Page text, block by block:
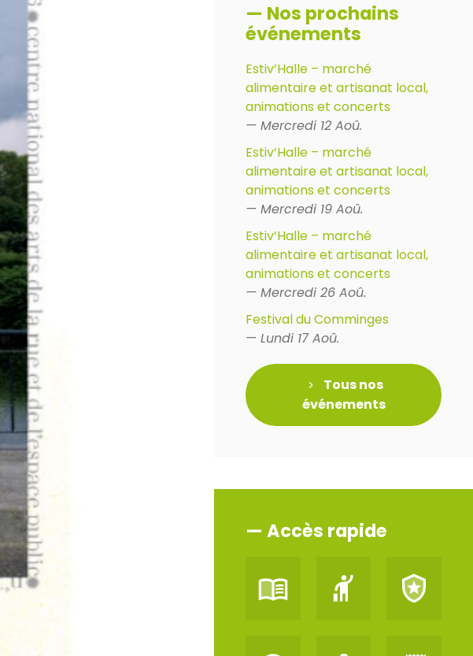
— Nos prochains
événements
Estiv’Halle – marché
alimentaire et artisanat local,
animations et concerts
— Mercredi 12 Aoû.
Estiv’Halle – marché
alimentaire et artisanat local,
animations et concerts
— Mercredi 19 Aoû.
Estiv’Halle – marché
alimentaire et artisanat local,
animations et concerts
— Mercredi 26 Aoû.
Festival du Comminges
— Lundi 17 Aoû.
Tous nos
événements
— Accès rapide